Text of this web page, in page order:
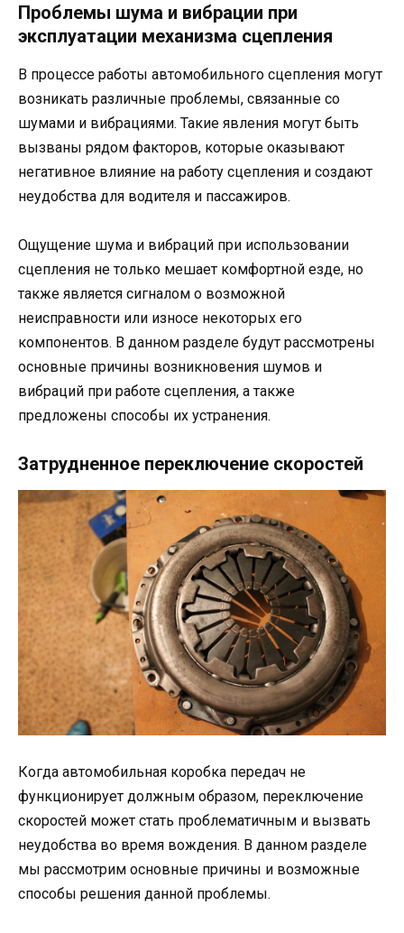
Проблемы шума и вибрации при
эксплуатации механизма сцепления
В процессе работы автомобильного сцепления могут
возникать различные проблемы, связанные со
шумами и вибрациями. Такие явления могут быть
вызваны рядом факторов, которые оказывают
негативное влияние на работу сцепления и создают
неудобства для водителя и пассажиров.
Ощущение шума и вибраций при использовании
сцепления не только мешает комфортной езде, но
также является сигналом о возможной
неисправности или износе некоторых его
компонентов. В данном разделе будут рассмотрены
основные причины возникновения шумов и
вибраций при работе сцепления, а также
предложены способы их устранения.
Затрудненное переключение скоростей
Когда автомобильная коробка передач не
функционирует должным образом, переключение
скоростей может стать проблематичным и вызвать
неудобства во время вождения. В данном разделе
мы рассмотрим основные причины и возможные
способы решения данной проблемы.